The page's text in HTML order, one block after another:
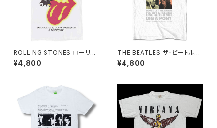
ROLLING STONES ローリン
グ・ストーンズ ストックホルム 1
995 ホワイト 白 メンズ レディ
¥4,800
THE BEATLES ザ・ビートルズ
Tシャツ ホワイト GET BACK 3
SAVILE ROW ロックTシャツ
¥4,800